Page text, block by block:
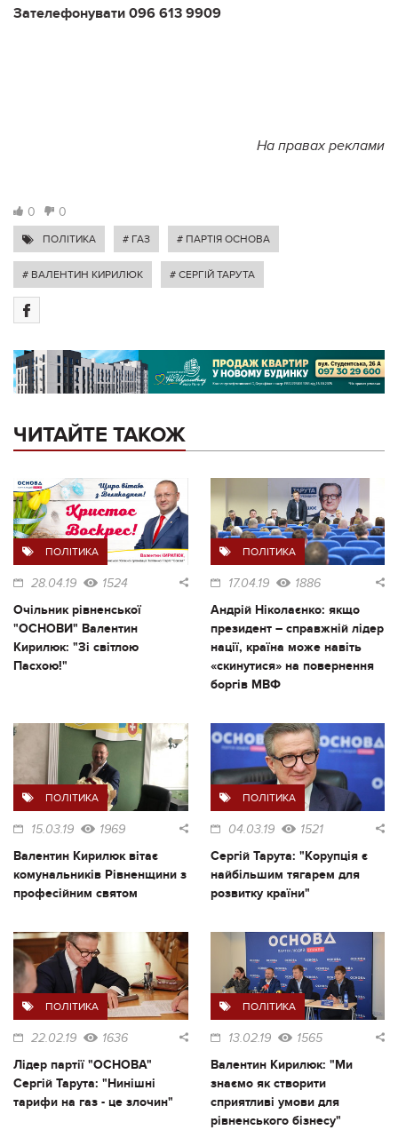
Зателефонувати 096 613 9909
На правах реклами
0 0
ПОЛІТИКА # ГАЗ # ПАРТІЯ ОСНОВА
# ВАЛЕНТИН КИРИЛЮК # СЕРГІЙ ТАРУТА
ЧИТАЙТЕ ТАКОЖ
ПОЛІТИКА
28.04.19 1524
Очільник рівненської
"ОСНОВИ" Валентин
Кирилюк: "Зі світлою
Пасхою!"
ПОЛІТИКА
17.04.19 1886
Андрій Ніколаєнко: якщо
президент – справжній лідер
нації, країна може навіть
«скинутися» на повернення
боргів МВФ
ПОЛІТИКА
15.03.19 1969
Валентин Кирилюк вітає
комунальників Рівненщини з
професійним святом
ПОЛІТИКА
04.03.19 1521
Сергій Тарута: "Корупція є
найбільшим тягарем для
розвитку країни"
ПОЛІТИКА
22.02.19 1636
Лідер партії "ОСНОВА"
Сергій Тарута: "Нинішні
тарифи на газ - це злочин"
ПОЛІТИКА
13.02.19 1565
Валентин Кирилюк: "Ми
знаємо як створити
сприятливі умови для
рівненського бізнесу"